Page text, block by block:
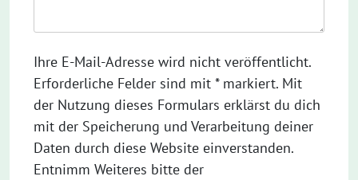
Ihre E-Mail-Adresse wird nicht veröffentlicht.
Erforderliche Felder sind mit * markiert. Mit
der Nutzung dieses Formulars erklärst du dich
mit der Speicherung und Verarbeitung deiner
Daten durch diese Website einverstanden.
Entnimm Weiteres bitte der